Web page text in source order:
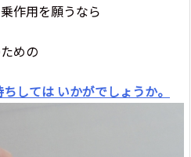
作用を願うなら
めの
しては いかがでしょうか。